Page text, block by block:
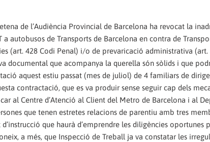
de l’Audiència Provincial de Barcelona ha revocat la
a autobusos de Transports de Barcelona en contra de
(art. 428 Codi Penal) i/o de prevaricació administrativa (art.
documental que acompanya la querella són sòlids i que
aquest estiu passat (mes de juliol) de 4 familiars de
contractació, que es va produir sense seguir cap dels
al Centre d’Atenció al Client del Metro de Barcelona i al
que tenen estretes relacions de parentiu amb tres
que haurà d’emprendre les diligències oportunes
a més, que Inspecció de Treball ja va constatar les